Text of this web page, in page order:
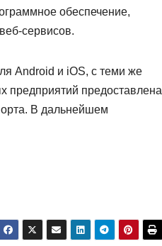
обеспечение,
сервисов.
Android и iOS, с теми же
предоставлена
В дальнейшем